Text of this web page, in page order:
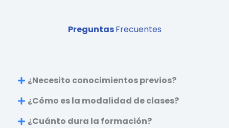
PreguntasFrecuentes
¿Necesito conocimientos previos?
¿Cómo es la modalidad de clases?
¿Cuánto dura la formación?